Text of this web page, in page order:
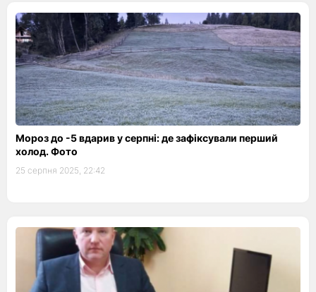
Мороз до -5 вдарив у серпні: де зафіксували перший
холод. Фото
25 серпня 2025, 22:42